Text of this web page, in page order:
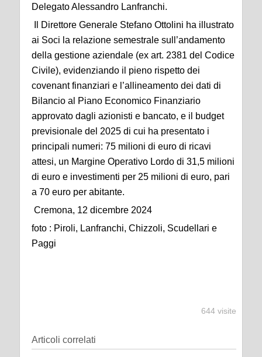
Delegato Alessandro Lanfranchi.
Il Direttore Generale Stefano Ottolini ha illustrato
ai Soci la relazione semestrale sull’andamento
della gestione aziendale (ex art. 2381 del Codice
Civile), evidenziando il pieno rispetto dei
covenant finanziari e l’allineamento dei dati di
Bilancio al Piano Economico Finanziario
approvato dagli azionisti e bancato, e il budget
previsionale del 2025 di cui ha presentato i
principali numeri: 75 milioni di euro di ricavi
attesi, un Margine Operativo Lordo di 31,5 milioni
di euro e investimenti per 25 milioni di euro, pari
a 70 euro per abitante.
Cremona, 12 dicembre 2024
foto : Piroli, Lanfranchi, Chizzoli, Scudellari e
Paggi
644 visite
Articoli correlati